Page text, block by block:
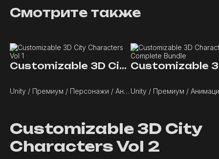
Смотрите также
Customizable 3D City Characters Vol 1
Unity / Премиум / Персонажи / Анимации
Customizable 3D City
Characters Vol 2